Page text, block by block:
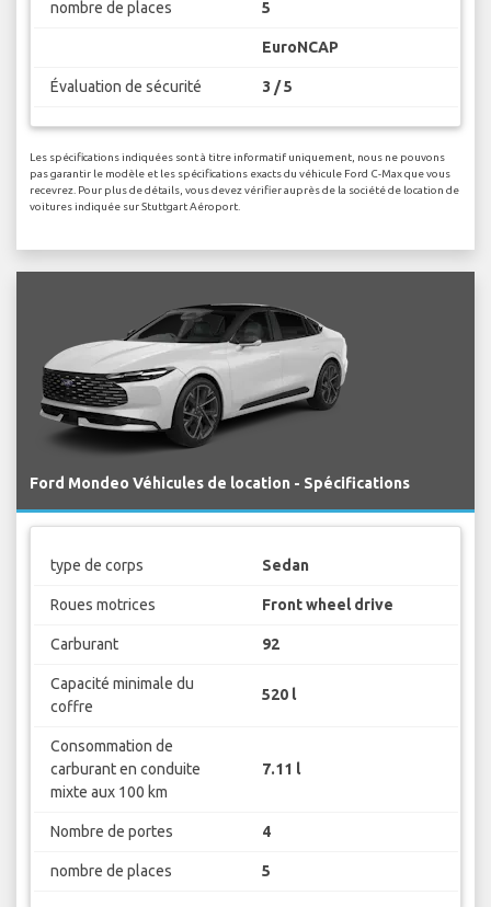
nombre de places 5
EuroNCAP
Évaluation de sécurité 3 / 5
Les spécifications indiquées sont à titre informatif uniquement, nous ne pouvons
pas garantir le modèle et les spécifications exacts du véhicule Ford C-Max que vous
recevrez. Pour plus de détails, vous devez vérifier auprès de la société de location de
voitures indiquée sur Stuttgart Aéroport.
Ford Mondeo Véhicules de location - Spécifications
type de corps Sedan
Roues motrices Front wheel drive
Carburant 92
Capacité minimale du
coffre
520 l
Consommation de
carburant en conduite
mixte aux 100 km
7.11 l
Nombre de portes 4
nombre de places 5